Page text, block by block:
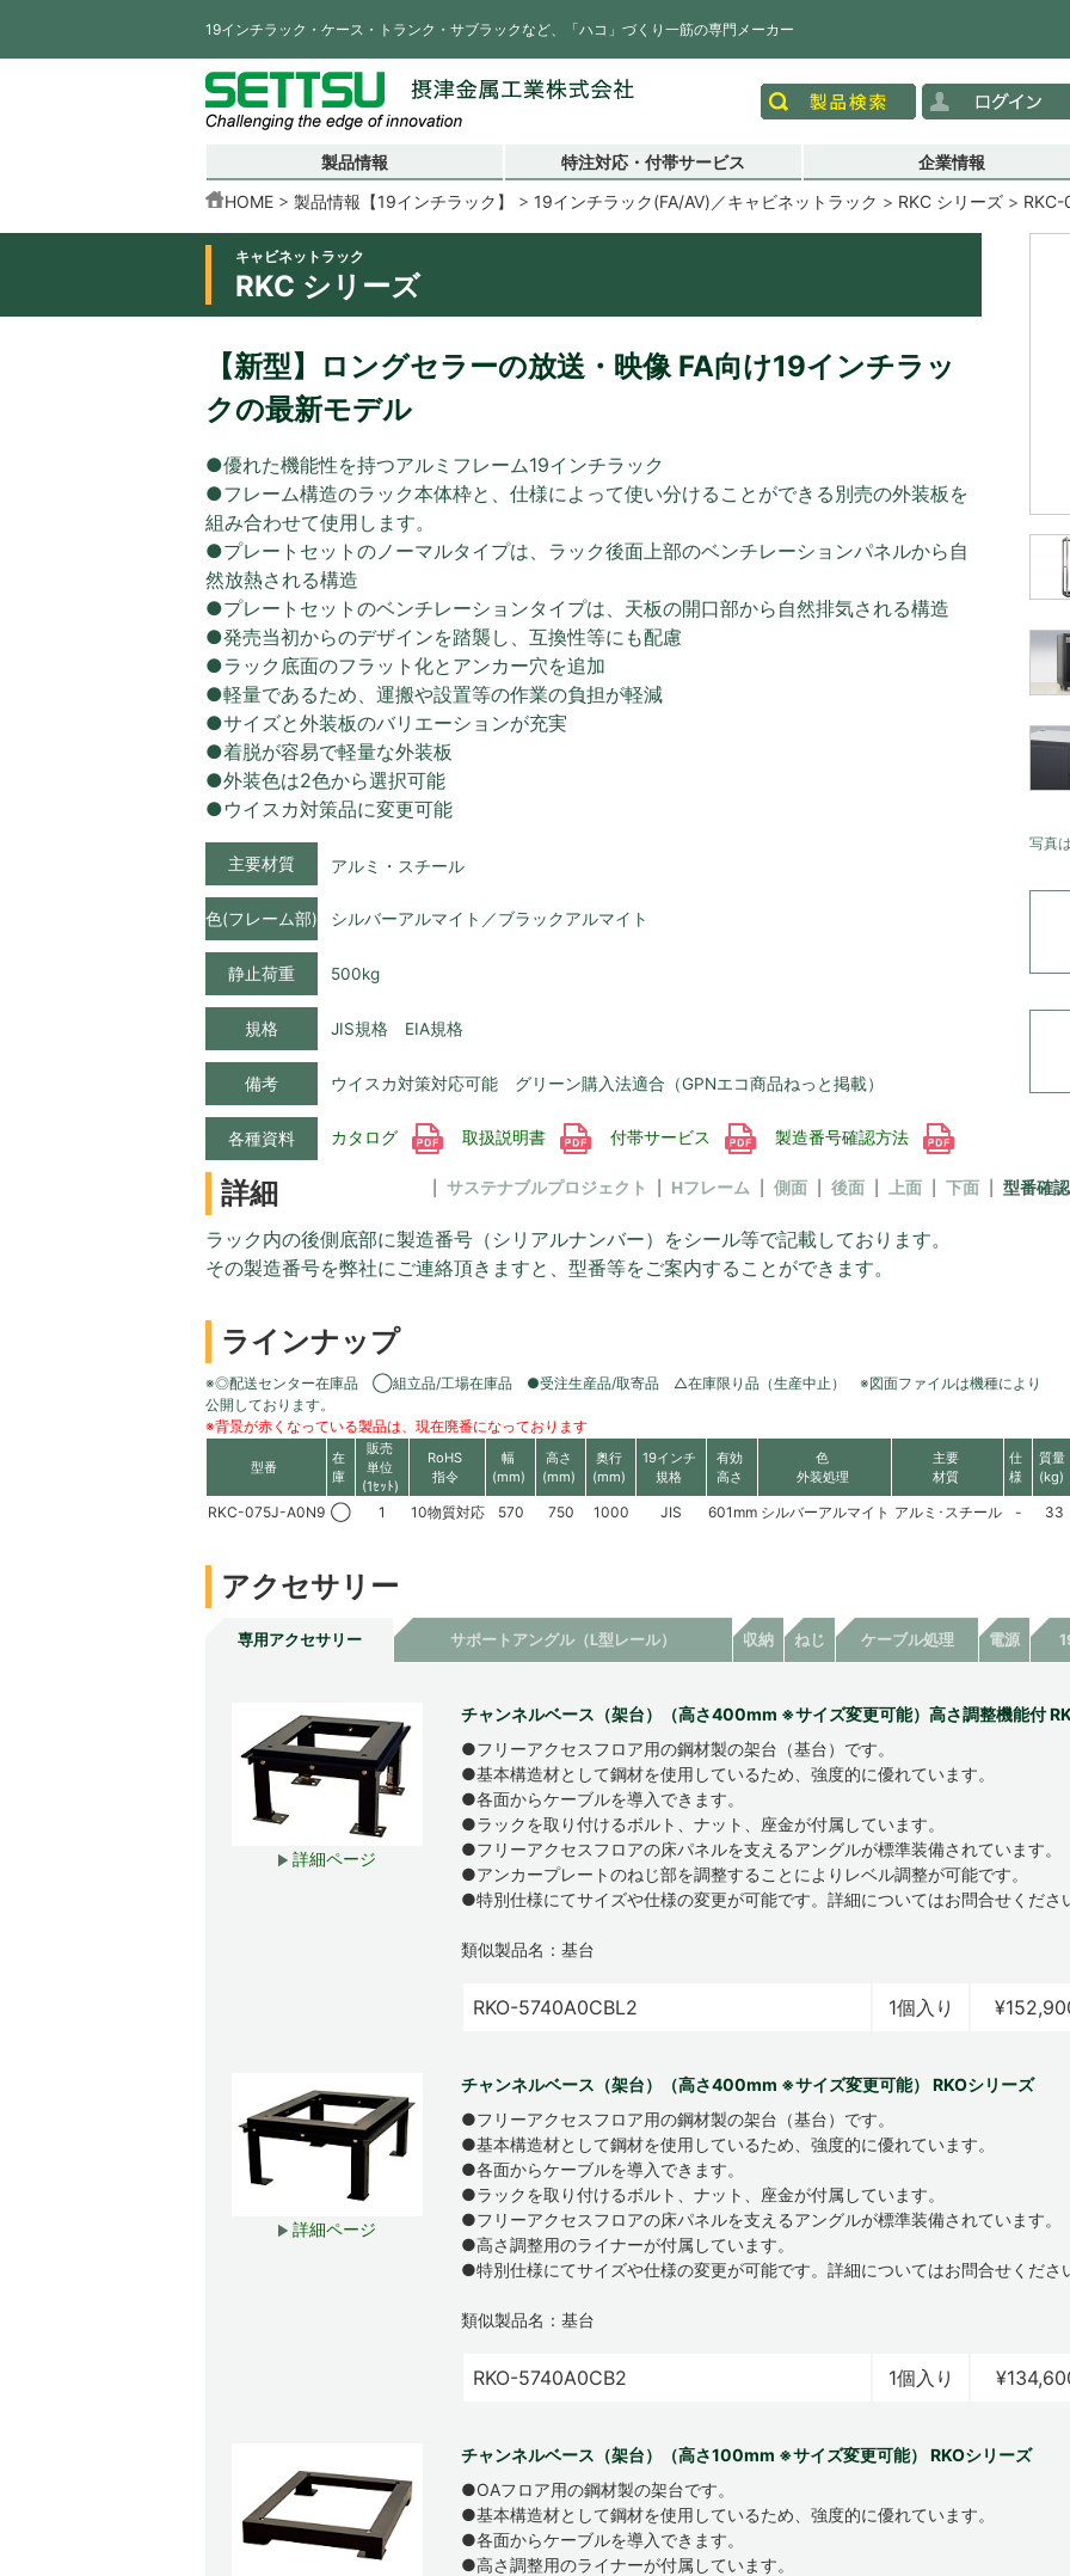
19インチラック・ケース・トランク・サブラックなど、「ハコ」づくり一筋の専門メーカー
製品情報 特注対応・付帯サービス 企業情報
HOME 製品情報【19インチラック】 19インチラック(FA/AV)／キャビネットラック RKC シリーズ
キャビネットラック
RKC シリーズ
【新型】ロングセラーの放送・映像 FA向け19インチラッ
クの最新モデル
●優れた機能性を持つアルミフレーム19インチラック
●フレーム構造のラック本体枠と、仕様によって使い分けることができる別売の外装板を
組み合わせて使用します。
●プレートセットのノーマルタイプは、ラック後面上部のベンチレーションパネルから自
然放熱される構造
●プレートセットのベンチレーションタイプは、天板の開口部から自然排気される構造
●発売当初からのデザインを踏襲し、互換性等にも配慮
●ラック底面のフラット化とアンカー穴を追加
●軽量であるため、運搬や設置等の作業の負担が軽減
●サイズと外装板のバリエーションが充実
●着脱が容易で軽量な外装板
●外装色は2色から選択可能
●ウイスカ対策品に変更可能
主要材質 アルミ・スチール
色(フレーム部) シルバーアルマイト／ブラックアルマイト
静止荷重 500kg
規格 JIS規格 EIA規格
備考 ウイスカ対策対応可能 グリーン購入法適合（GPNエコ商品ねっと掲載）
各種資料 カタログ 取扱説明書 付帯サービス 製造番号確認方法
写真
詳細 サステナブルプロジェクト Hフレーム 側面 後面 上面 下面 型番確
ラック内の後側底部に製造番号（シリアルナンバー）をシール等で記載しております。
その製造番号を弊社にご連絡頂きますと、型番等をご案内することができます。
ラインナップ
※◎配送センター在庫品 ◯組立品/工場在庫品 ●受注生産品/取寄品 △在庫限り品（生産中止） ※図面ファイルは機種により
公開しております。
※背景が赤くなっている製品は、現在廃番になっております
型番
在
庫
販売
単位
(1ｾｯﾄ)
RoHS
指令
幅
(mm)
高さ
(mm)
奥行
(mm)
19インチ
規格
有効
高さ
色
外装処理
主要
材質
仕
様
質量
(kg)
RKC-075J-A0N9 ◯ 1 10物質対応 570 750 1000 JIS 601mm シルバーアルマイト アルミ･スチール - 33
アクセサリー
専用アクセサリー サポートアングル（L型レール） 収納 ねじ ケーブル処理 電源
詳細ページ
チャンネルベース（架台）（高さ400mm ※サイズ変更可能）高さ調整機能付
●フリーアクセスフロア用の鋼材製の架台（基台）です。
●基本構造材として鋼材を使用しているため、強度的に優れています。
●各面からケーブルを導入できます。
●ラックを取り付けるボルト、ナット、座金が付属しています。
●フリーアクセスフロアの床パネルを支えるアングルが標準装備されています。
●アンカープレートのねじ部を調整することによりレベル調整が可能です。
●特別仕様にてサイズや仕様の変更が可能です。詳細についてはお問合せくださ
類似製品名：基台
RKO-5740A0CBL2 1個入り
詳細ページ
チャンネルベース（架台）（高さ400mm ※サイズ変更可能） RKOシリーズ
●フリーアクセスフロア用の鋼材製の架台（基台）です。
●基本構造材として鋼材を使用しているため、強度的に優れています。
●各面からケーブルを導入できます。
●ラックを取り付けるボルト、ナット、座金が付属しています。
●フリーアクセスフロアの床パネルを支えるアングルが標準装備されています。
●高さ調整用のライナーが付属しています。
●特別仕様にてサイズや仕様の変更が可能です。詳細についてはお問合せくださ
類似製品名：基台
RKO-5740A0CB2 1個入り
チャンネルベース（架台）（高さ100mm ※サイズ変更可能） RKOシリーズ
●OAフロア用の鋼材製の架台です。
●基本構造材として鋼材を使用しているため、強度的に優れています。
●各面からケーブルを導入できます。
●高さ調整用のライナーが付属しています。